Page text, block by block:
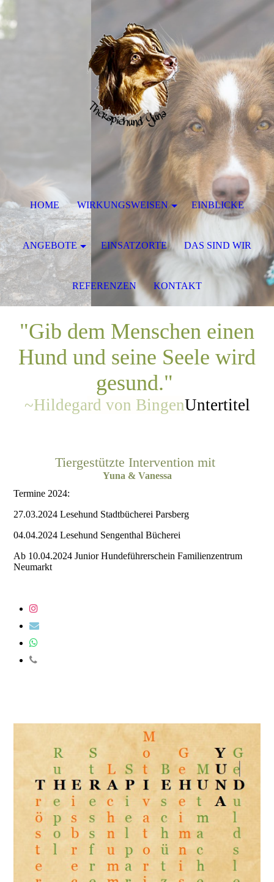
"Gib dem Menschen einen
Hund und seine Seele wird
gesund."
~Hildegard von BingenUntertitel
Tiergestützte Intervention mit
Yuna & Vanessa
Termine 2024:
27.03.2024 Lesehund Stadtbücherei Parsberg
04.04.2024 Lesehund Sengenthal Bücherei
Ab 10.04.2024 Junior Hundeführerschein Familienzentrum
Neumarkt
HOME WIRKUNGSWEISEN EINBLICKE
ANGEBOTE EINSATZORTE DAS SIND WIR
REFERENZEN KONTAKT